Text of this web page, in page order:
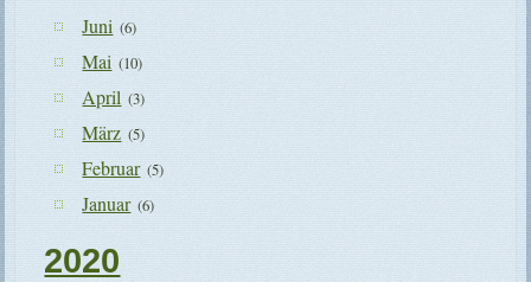
Juni (6)
Mai (10)
April (3)
März (5)
Februar (5)
Januar (6)
2020